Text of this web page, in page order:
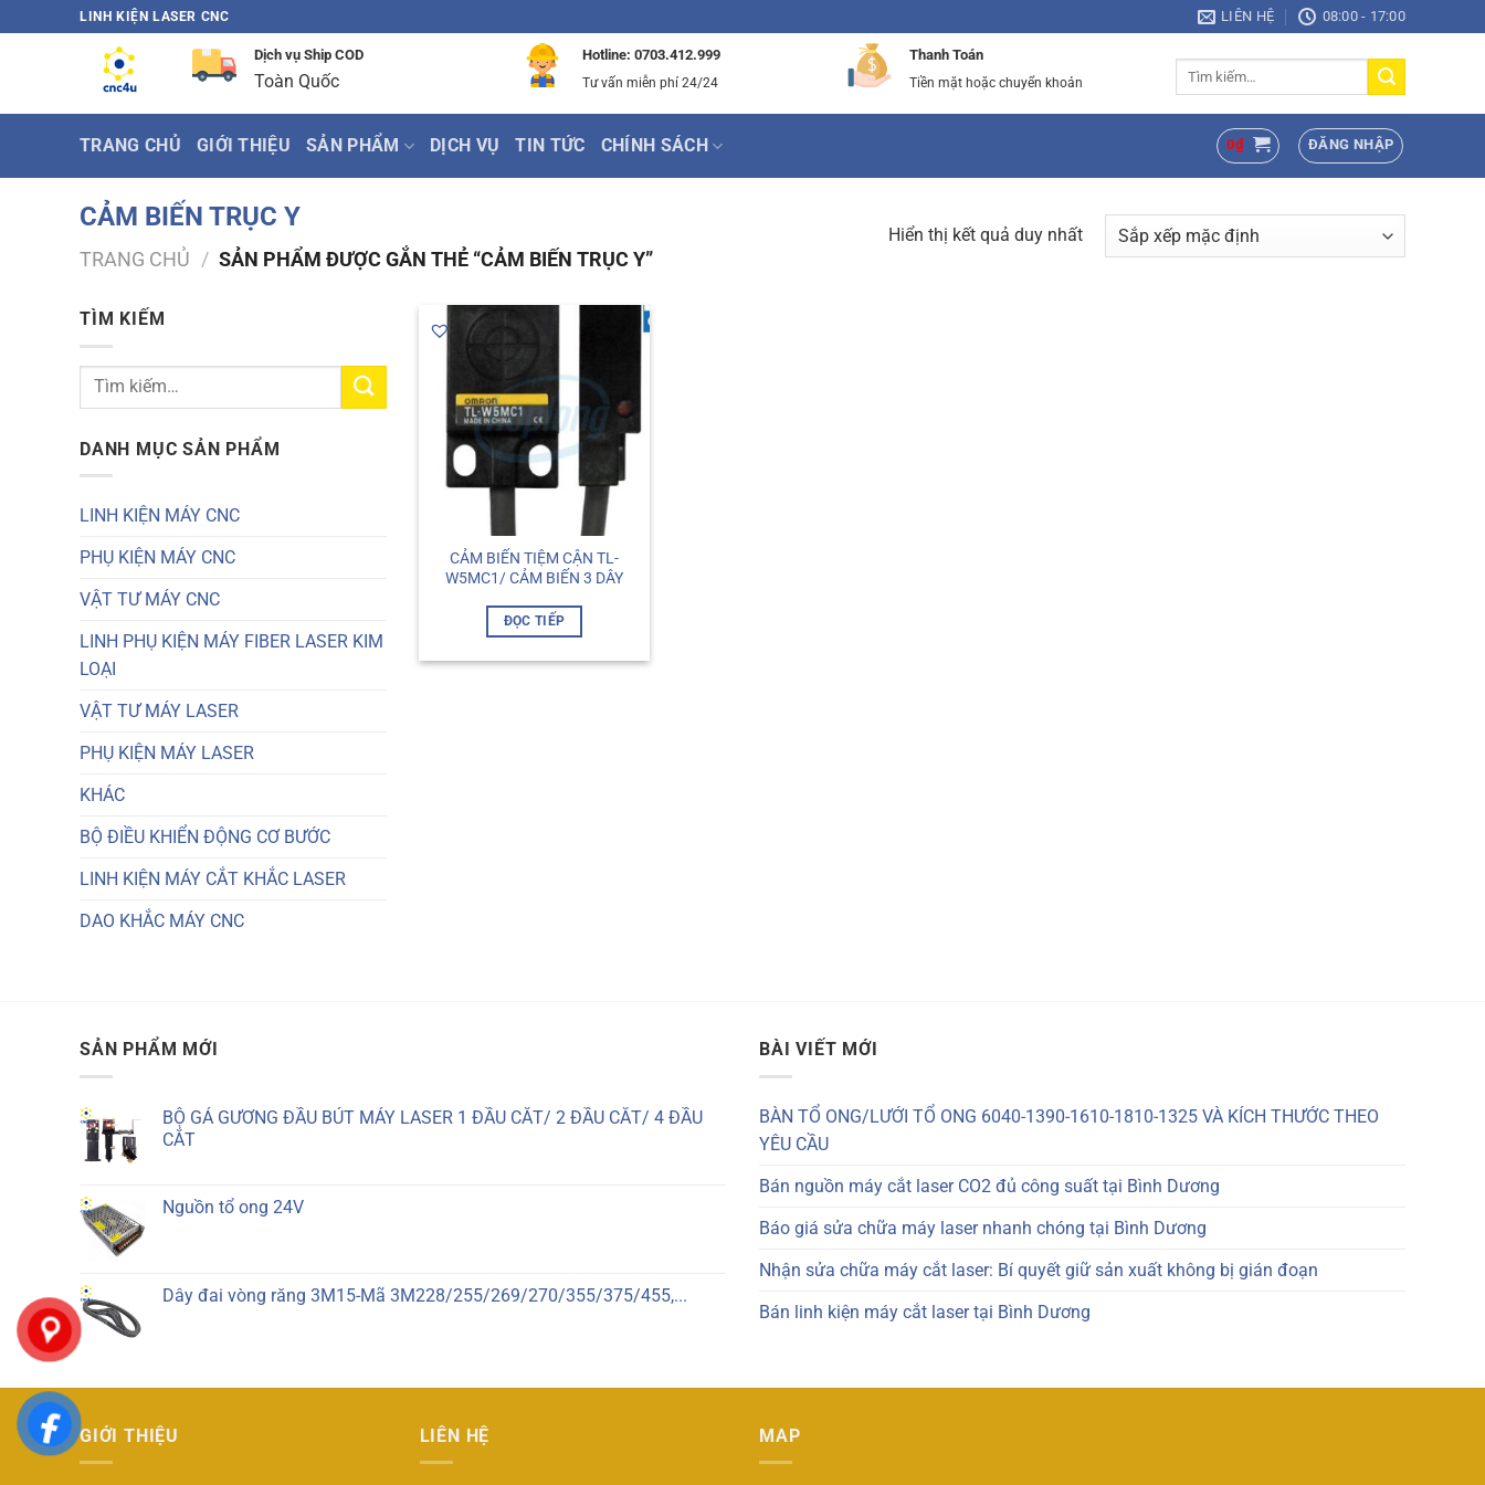
qua
LINH KIỆN LASER CNC LIÊN HỆ 08:00 - 17:00
Dịch vụ Ship COD
Toàn Quốc
Hotline: 0703.412.999
Tư vấn miễn phí 24/24
Thanh Toán
Tiền mặt hoặc chuyển khoản
TRANG CHỦ GIỚI THIỆU SẢN PHẨM DỊCH VỤ TIN TỨC CHÍNH SÁCH 0₫ ĐĂNG NHẬP
CẢM BIẾN TRỤC Y
TRANG CHỦ / SẢN PHẨM ĐƯỢC GẮN THẺ “CẢM BIẾN TRỤC Y”
Hiển thị kết quả duy nhất
TÌM KIẾM
Tìm
DANH MỤC SẢN PHẨM
LINH KIỆN MÁY CNC
PHỤ KIỆN MÁY CNC
VẬT TƯ MÁY CNC
LINH PHỤ KIỆN MÁY FIBER LASER KIM
LOẠI
VẬT TƯ MÁY LASER
PHỤ KIỆN MÁY LASER
KHÁC
BỘ ĐIỀU KHIỂN ĐỘNG CƠ BƯỚC
LINH KIỆN MÁY CẮT KHẮC LASER
DAO KHẮC MÁY CNC
CẢM BIẾN TIỆM CẬN TL-
W5MC1/ CẢM BIẾN 3 DÂY
ĐỌC TIẾP
SẢN PHẨM MỚI
BỘ GÁ GƯƠNG ĐẦU BÚT MÁY LASER 1 ĐẦU CẮT/ 2 ĐẦU CẮT/ 4 ĐẦU
CẮT
Nguồn tổ ong 24V
Dây đai vòng răng 3M15-Mã 3M228/255/269/270/355/375/455,...
BÀI VIẾT MỚI
BÀN TỔ ONG/LƯỚI TỔ ONG 6040-1390-1610-1810-1325 VÀ KÍCH THƯỚC THEO
YÊU CẦU
Bán nguồn máy cắt laser CO2 đủ công suất tại Bình Dương
Báo giá sửa chữa máy laser nhanh chóng tại Bình Dương
Nhận sửa chữa máy cắt laser: Bí quyết giữ sản xuất không bị gián đoạn
Bán linh kiện máy cắt laser tại Bình Dương
GIỚI THIỆU LIÊN HỆ MAP